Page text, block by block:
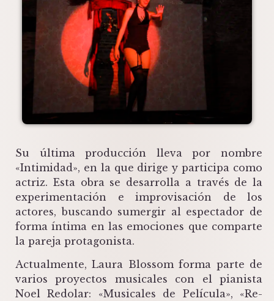
Su última producción lleva por nombre
«Intimidad», en la que dirige y participa como
actriz. Esta obra se desarrolla a través de la
experimentación e improvisación de los
actores, buscando sumergir al espectador de
forma íntima en las emociones que comparte
la pareja protagonista.
Actualmente, Laura Blossom forma parte de
varios proyectos musicales con el pianista
Noel Redolar: «Musicales de Película», «Re-